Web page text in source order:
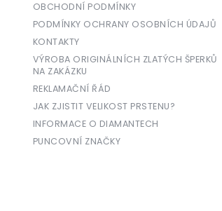
OBCHODNÍ PODMÍNKY
PODMÍNKY OCHRANY OSOBNÍCH ÚDAJŮ
KONTAKTY
VÝROBA ORIGINÁLNÍCH ZLATÝCH ŠPERKŮ
NA ZAKÁZKU
REKLAMAČNÍ ŘÁD
JAK ZJISTIT VELIKOST PRSTENU?
INFORMACE O DIAMANTECH
PUNCOVNÍ ZNAČKY